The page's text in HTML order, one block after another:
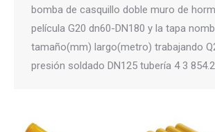
bomba de casquillo doble muro de
película G20 dn60-DN180 y la tapa
tamaño(mm) largo(metro) trabajando
presión soldado DN125 tubería 4 3